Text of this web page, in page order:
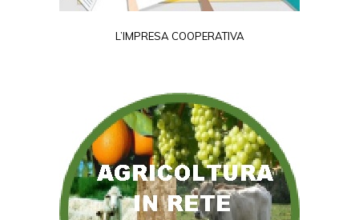
L’IMPRESA COOPERATIVA